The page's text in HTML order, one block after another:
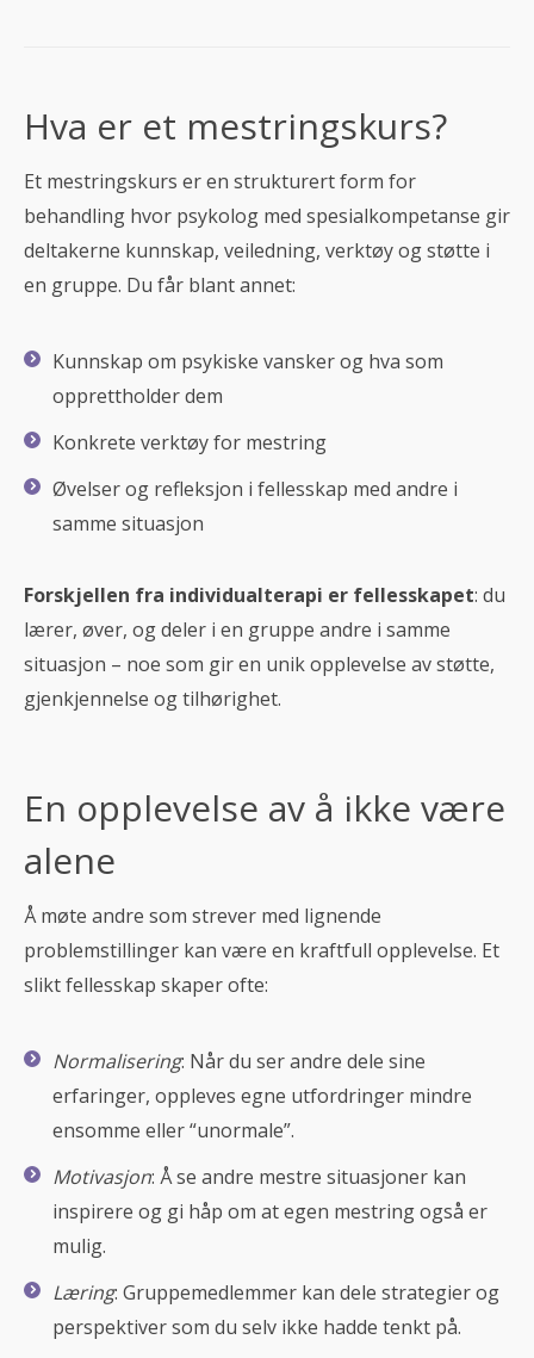
Hva er et mestringskurs?
Et mestringskurs er en strukturert form for
behandling hvor psykolog med spesialkompetanse gir
deltakerne kunnskap, veiledning, verktøy og støtte i
en gruppe. Du får blant annet:
Kunnskap om psykiske vansker og hva som
opprettholder dem
Konkrete verktøy for mestring
Øvelser og refleksjon i fellesskap med andre i
samme situasjon
Forskjellen fra individualterapi er fellesskapet: du
lærer, øver, og deler i en gruppe andre i samme
situasjon – noe som gir en unik opplevelse av støtte,
gjenkjennelse og tilhørighet.
En opplevelse av å ikke være
alene
Å møte andre som strever med lignende
problemstillinger kan være en kraftfull opplevelse. Et
slikt fellesskap skaper ofte:
Normalisering: Når du ser andre dele sine
erfaringer, oppleves egne utfordringer mindre
ensomme eller “unormale”.
Motivasjon: Å se andre mestre situasjoner kan
inspirere og gi håp om at egen mestring også er
mulig.
Læring: Gruppemedlemmer kan dele strategier og
perspektiver som du selv ikke hadde tenkt på.